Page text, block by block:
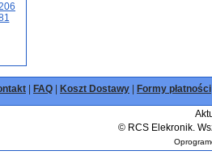
FAQ Koszt Dostawy Formy płatności
©RCS Elekronik.